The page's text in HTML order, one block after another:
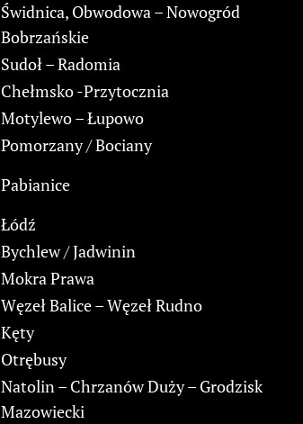
Świdnica, Obwodowa – Nowogród
Bobrzańskie
Sudoł – Radomia
Chełmsko -Przytocznia
Motylewo – Łupowo
Pomorzany / Bociany
Pabianice
Łódź
Bychlew / Jadwinin
Mokra Prawa
Węzeł Balice – Węzeł Rudno
Kęty
Otrębusy
Natolin – Chrzanów Duży – Grodzisk
Mazowiecki